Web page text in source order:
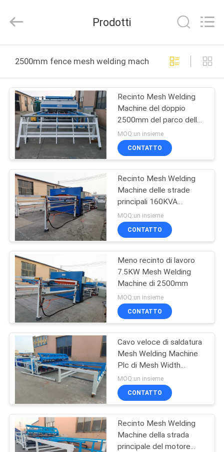
PRODOTTI
MANIFESTAZIONE
VR
CIRCA
NOI
GIRO
DELLA
FABBRICA
CONTROLLO
QUALITÀ
CONTATTICI
RICHIEDA
UNA
CITAZIONE
Mesh
Products
All
Reserved.
Prodotti
2500mm fence mesh welding machine produzione
Recinto Mesh Welding
Machine del doppio
2500mm del parco dello
SpA
MOQ:un insieme
CONTATTO
Recinto Mesh Welding
Machine delle strade
principali 160KVA
2500mm
MOQ:un insieme
CONTATTO
Meno recinto di lavoro
7.5KW Mesh Welding
Machine di 2500mm
MOQ:un insieme
CONTATTO
Cavo veloce di saldatura
Mesh Welding Machine
Plc di Mesh Width
2500mm di velocità
MOQ:un insieme
CONTATTO
Recinto Mesh Welding
Machine della strada
principale del motore